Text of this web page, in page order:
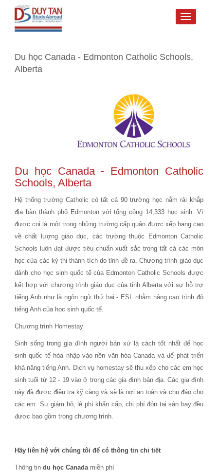
Toggle
Du học Canada - Edmonton Catholic Schools,
Alberta
Du học Canada- Edmonton Catholic
Schools, Alberta
Hệ thống trường Catholic có tất cả 90 trường học nằm rải khắp
địa bàn thành phố Edmonton với tổng cộng 14,333 học sinh. Vì
được coi là một trong những trường cấp quận được xếp hạng cao
về chất lượng giáo dục, các trường thuộc Edmonton Catholic
Schools luôn đạt được tiêu chuẩn xuất sắc trong tất cả các môn
học của các kỳ thi thành tích do tỉnh đề ra. Chương trình giáo dục
dành cho học sinh quốc tế của Edmonton Catholic Schools được
kết hợp với chương trình giáo dục của tỉnh Alberta với sự hỗ trợ
tiếng Anh như là ngôn ngữ thứ hai - ESL nhằm nâng cao trình độ
tiếng Anh của học sinh quốc tế.
Chương trình Homestay
Sinh sống trong gia đình người bản xứ là cách tốt nhất để học
sinh quốc tế hòa nhập vào nền văn hóa Canada và để phát triển
khả năng tiếng Anh. Dịch vụ homestay sẽ thu xếp cho các em học
sinh tuổi từ 12 - 19 vào ở trong các gia đình bản địa. Các gia đình
này đã được điều tra kỹ càng và sẽ là nơi an toàn và chu đáo cho
các em. Sự giám hộ, lệ phí khẩn cấp, chi phí đón tại sân bay đều
được bao gồm trong chương trình.
Hãy liên hệ với chúng tôi để có thông tin chi tiết
Thông tin du học Canadamiễn phí